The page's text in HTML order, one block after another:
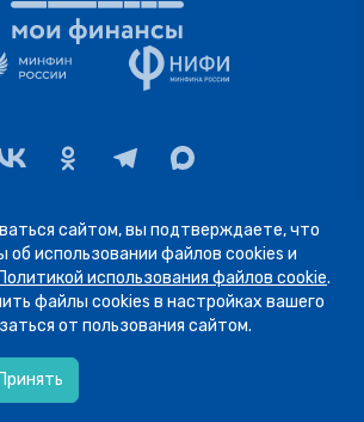
сбережений
финансы"
что мы публикуем
рубрики
сайтом, вы подтверждаете, что
об использовании файлов cookies и
Политикой использования файлов cookie.
файлы cookies в настройках вашего
от пользования сайтом.
Принять